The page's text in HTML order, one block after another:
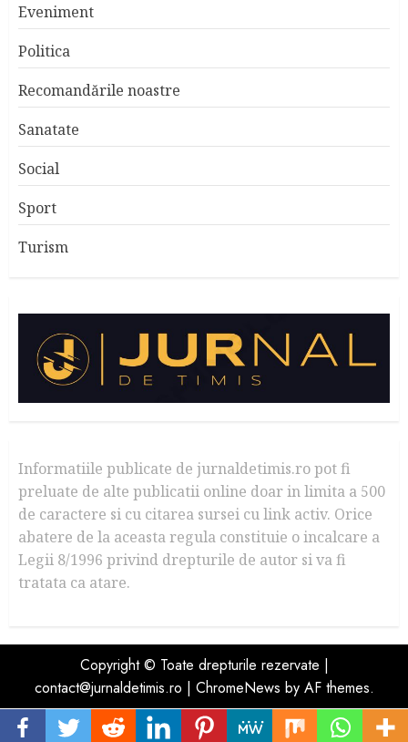
Eveniment
Politica
Recomandările noastre
Sanatate
Social
Sport
Turism
Informatiile publicate de jurnaldetimis.ro pot fi
preluate de alte publicatii online doar in limita a 500
de caractere si cu citarea sursei cu link activ. Orice
abatere de la aceasta regula constituie o incalcare a
Legii 8/1996 privind drepturile de autor si va fi
tratata ca atare.
Copyright © Toate drepturile rezervate |
contact@jurnaldetimis.ro | ChromeNews by AF themes.